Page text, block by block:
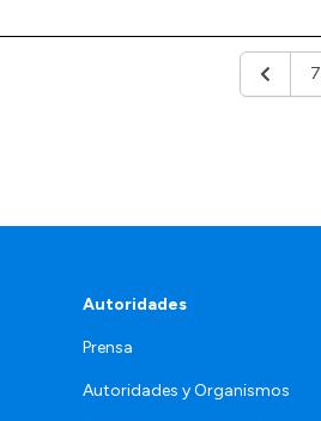
Anterior7
Autoridades
Prensa
Autoridades y Organismos